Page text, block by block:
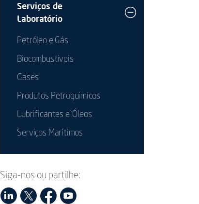
Serviços de
Laboratório
Petróleo e Gás
Biocombustiveis
Gases
Produtos Petroquímicos
Lubrificantes e`Óleos
Serviços Marítimos
Siga-nos ou partilhe: